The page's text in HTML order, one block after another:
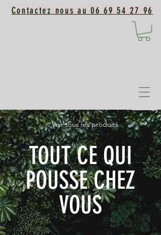
Contactez nous au 06 69 54 27 96
< Voir tous les produits
TOUT CE QUI
POUSSE CHEZ
VOUS